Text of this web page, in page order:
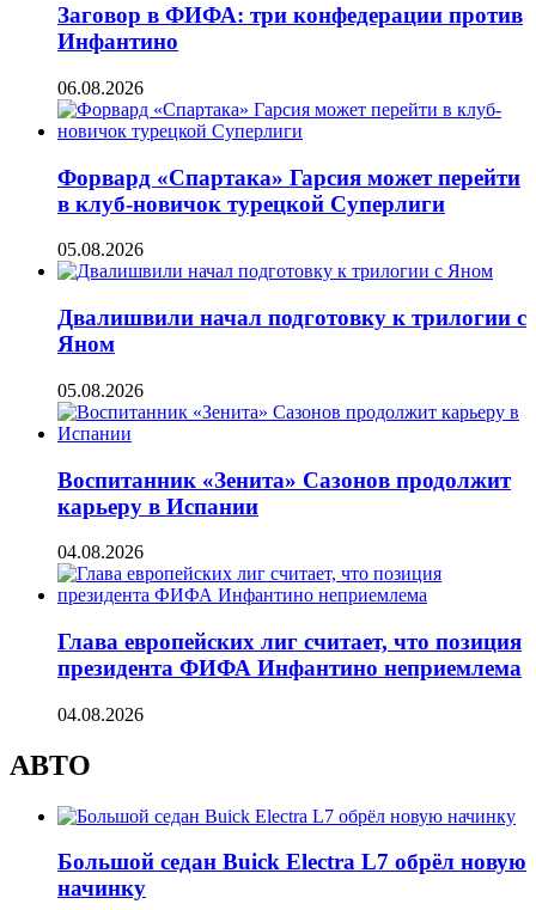
Заговор в ФИФА: три конфедерации против
Инфантино
06.08.2026
Форвард «Спартака» Гарсия может перейти
в клуб-новичок турецкой Суперлиги
05.08.2026
Двалишвили начал подготовку к трилогии с
Яном
05.08.2026
Воспитанник «Зенита» Сазонов продолжит
карьеру в Испании
04.08.2026
Глава европейских лиг считает, что позиция
президента ФИФА Инфантино неприемлема
04.08.2026
АВТО
Большой седан Buick Electra L7 обрёл новую
начинку